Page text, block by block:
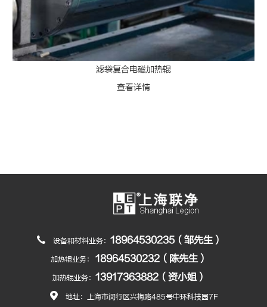
滤袋复合电磁加热辊
查看详情
设备和材料业务： 18964530235（邹先生）
加热辊业务： 18964530232（陈先生）
加热辊业务： 13917363882（资小姐）
地址：上海市闵行区兴梅路485号中环科技园7F